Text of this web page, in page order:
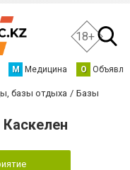
18+
М Медицина О
базы отдыха
Базы